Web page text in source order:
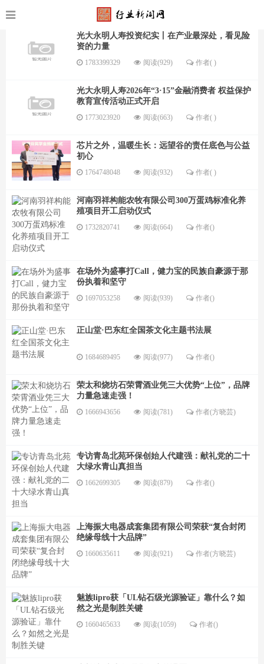
光大永明人寿投资纪实丨在产业最深处，看见险
资的力量
1783399329 阅读(929) 作者( )
光大永明人寿2026年“3·15”金融消费者 权益保护
教育宣传活动正式开启
1773023920 阅读(663) 作者( )
芯片之外，温暖生长：远望谷的责任底色与公益
初心
1764748048 阅读(932) 作者( )
河南羽祥构能农牧有限公司300万蛋鸡标准化养
殖项目开工启动仪式
1732820741 阅读(664) 作者()
在场外为盛事打Call，健力宝的民族自豪源于那
份执着和坚守
1697053258 阅读(939) 作者()
正山堂·巴东红全国茶文化主题书法展
1684689495 阅读(977) 作者()
荣太和烧坊石荣霄酒业凭三大优势“上位”，品牌
力量急速走强！
1666943656 阅读(781) 作者(方晓芸)
专访青岛北苑环保创始人代建强：献礼党的二十
大绿水青山真担当
1662699305 阅读(879) 作者()
上海振大电器成套集团有限公司荣获“复合封闭
绝缘母线十大品牌”
1660635611 阅读(921) 作者(方晓芸)
魅族lipro获「UL钻石级光源验证」靠什么？如
然之光是制胜关键
1660465633 阅读(1059) 作者()